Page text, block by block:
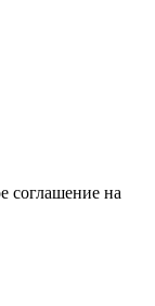
соглашение на